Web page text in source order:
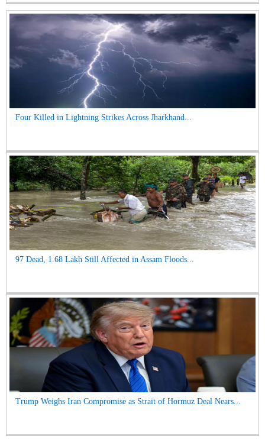
Four Killed in Lightning Strikes Across Jharkhand...
97 Dead, 1.68 Lakh Still Affected in Assam Floods...
Trump Weighs Iran Compromise as Strait of Hormuz Deal Nears...